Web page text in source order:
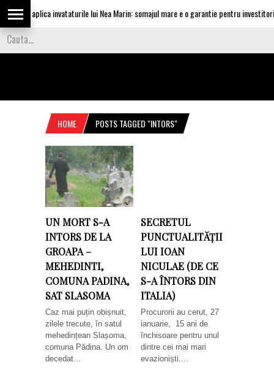
aplica invataturile lui Nea Marin: somajul mare e o garantie pentru investitori
HOME POSTS TAGGED "INTORS"
UN MORT S-A
INTORS DE LA
GROAPA –
MEHEDINTI,
COMUNA PADINA,
SAT SLASOMA
Caz mai puțin obișnuit,
zilele trecute, în satul
mehedințean Slașoma,
comuna Pădina. Un om
decedat...
SECRETUL
PUNCTUALITĂȚII
LUI IOAN
NICULAE (DE CE
S-A ÎNTORS DIN
ITALIA)
Procurorii au cerut, 27
ianuarie, 15 ani de
închisoare pentru unul
dintre cei mai mari
evazioniști....